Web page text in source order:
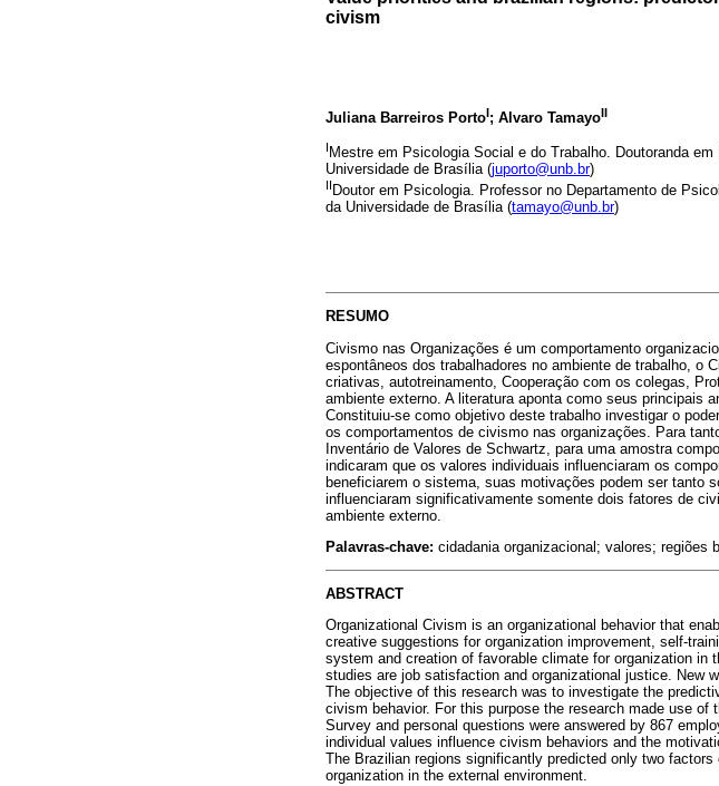
civism
Juliana Barreiros PortoI; Alvaro TamayoII
I Mestre em Psicologia Social e do Trabalho. Doutoranda
Universidade de Brasília (juporto@unb.br)
IIDoutor em Psicologia. Professor no Departamento de
da Universidade de Brasília (tamayo@unb.br)
RESUMO
Civismo nas Organizações é um comportamento
espontâneos dos trabalhadores no ambiente de trabalho, o
criativas, autotreinamento, Cooperação com os colegas,
ambiente externo. A literatura aponta como seus principais
Constituiu-se como objetivo deste trabalho investigar o
os comportamentos de civismo nas organizações. Para
Inventário de Valores de Schwartz, para uma amostra
indicaram que os valores individuais influenciaram os
beneficiarem o sistema, suas motivações podem ser tanto
influenciaram significativamente somente dois fatores de
ambiente externo.
Palavras-chave: cidadania organizacional; valores; regiões
ABSTRACT
Organizational Civism is an organizational behavior that
creative suggestions for organization improvement, self-
system and creation of favorable climate for organization in
studies are job satisfaction and organizational justice. New
The objective of this research was to investigate the
civism behavior. For this purpose the research made use
Survey and personal questions were answered by 867
individual values influence civism behaviors and the
The Brazilian regions significantly predicted only two
organization in the external environment.